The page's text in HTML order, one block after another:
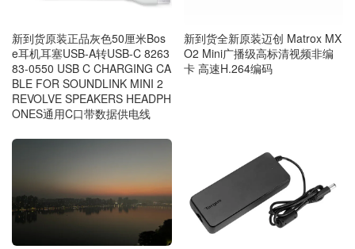
新到货原装正品灰色50厘米Bos
e耳机耳塞USB-A转USB-C 8263
83-0550 USB C CHARGING CA
BLE FOR SOUNDLINK MINI 2
REVOLVE SPEAKERS HEADPH
ONES通用C口带数据供电线
新到货全新原装迈创 Matrox MX
O2 Mini广播级高标清视频非编
卡 高速H.264编码